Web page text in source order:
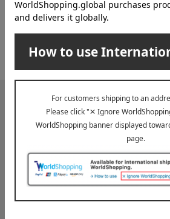
『お届け先のご住所』ご確認のお願い
メールマガジ
送料無料クーポンやキャンペーン、新着・
ど、「高島屋オンラインストア」のお得＆
たします。